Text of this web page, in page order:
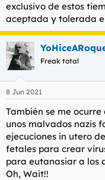
exclusivo de estos
aceptada y tolerada
Freak total
8 Jun 2021
También se me
unos malvados nazis
ejecuciones in utero
fetales para crear
para eutanasiar a los
Oh, Wait!!